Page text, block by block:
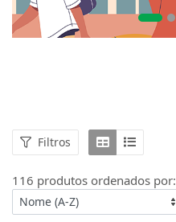
Filtros
116 produtos ordenados por: